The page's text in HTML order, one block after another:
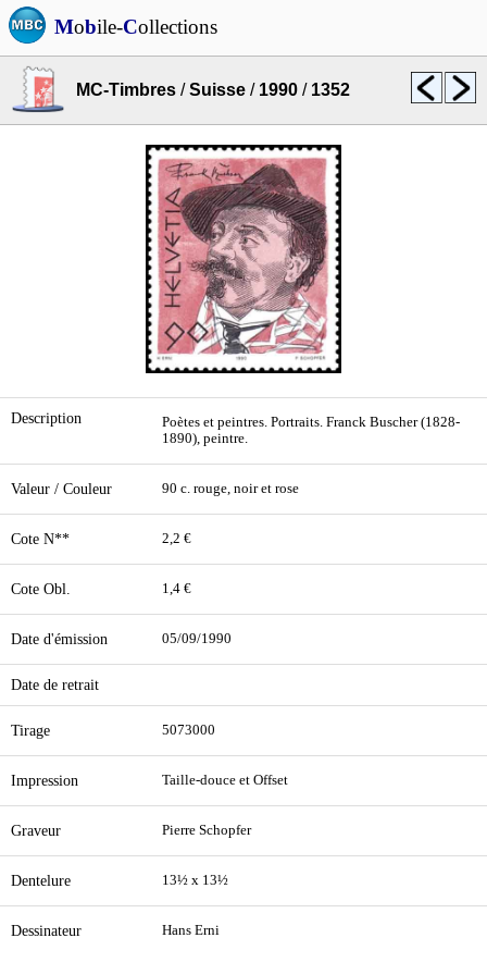
Mobile-Collections
MC-Timbres /Suisse / 1990 / 1352
Description
Poètes et peintres. Portraits. Franck Buscher (1828-
1890), peintre.
Valeur / Couleur 90 c. rouge, noir et rose
Cote N** 2,2 €
Cote Obl. 1,4 €
Date d'émission 05/09/1990
Date de retrait
Tirage 5073000
Impression Taille-douce et Offset
Graveur Pierre Schopfer
Dentelure 13½ x 13½
Dessinateur Hans Erni